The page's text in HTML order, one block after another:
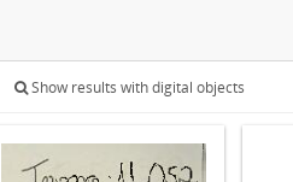
Show results with digital objects